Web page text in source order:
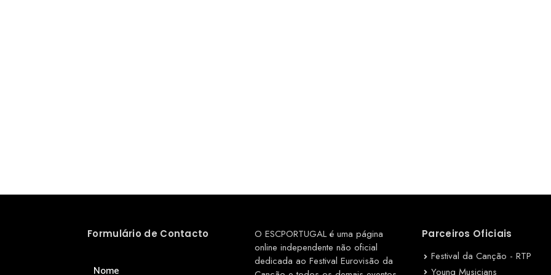
Formulário de Contacto
Nome
O ESCPORTUGAL é uma página
online independente não oficial
dedicada ao Festival Eurovisão da
Parceiros Oficiais
Festival da Canção - RTP
Young Musicians